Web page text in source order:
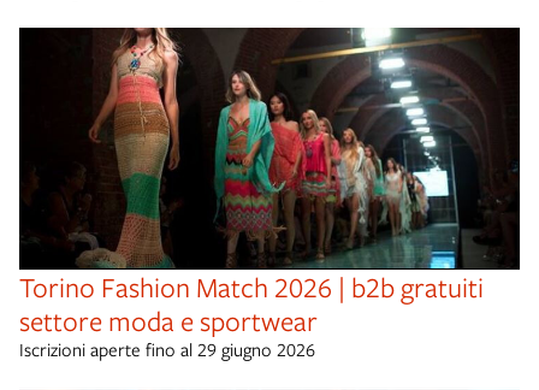
Torino Fashion Match 2026 | b2b gratuiti
settore moda e sportwear
Iscrizioni aperte fino al 29 giugno 2026